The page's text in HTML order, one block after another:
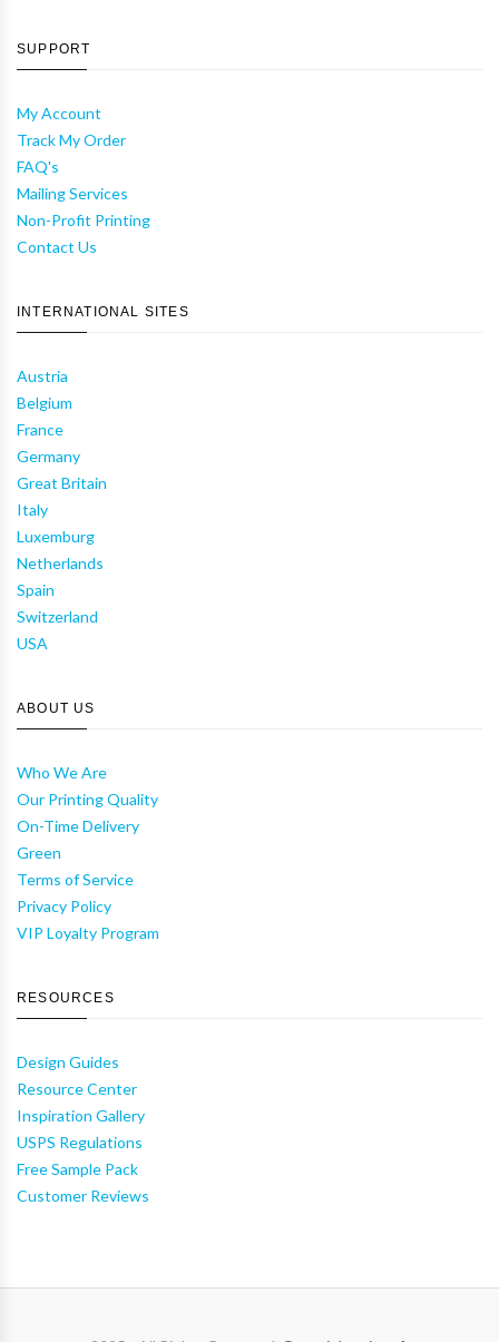
SUPPORT
My Account
Track My Order
FAQ's
Mailing Services
Non-Profit Printing
Contact Us
INTERNATIONAL SITES
Austria
Belgium
France
Germany
Great Britain
Italy
Luxemburg
Netherlands
Spain
Switzerland
USA
ABOUT US
Who We Are
Our Printing Quality
On-Time Delivery
Green
Terms of Service
Privacy Policy
VIP Loyalty Program
RESOURCES
Design Guides
Resource Center
Inspiration Gallery
USPS Regulations
Free Sample Pack
Customer Reviews